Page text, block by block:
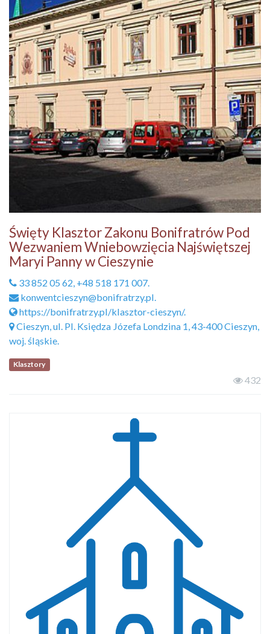
Święty Klasztor Zakonu Bonifratrów Pod
Wezwaniem Wniebowzięcia Najświętszej
Maryi Panny w Cieszynie
33 852 05 62, +48 518 171 007.
konwentcieszyn@bonifratrzy.pl.
https://bonifratrzy.pl/klasztor-cieszyn/.
Cieszyn, ul. Pl. Księdza Józefa Londzina 1, 43-400 Cieszyn,
woj. śląskie.
Klasztory
432